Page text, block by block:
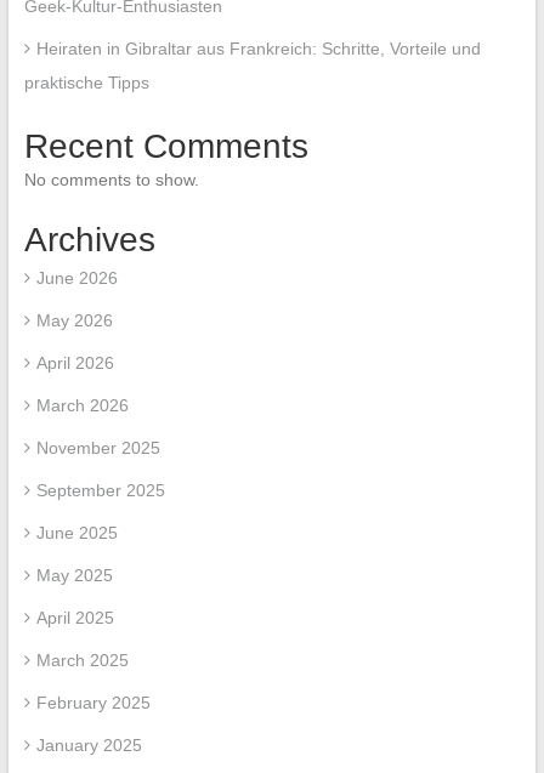
Geek-Kultur-Enthusiasten
Heiraten in Gibraltar aus Frankreich: Schritte, Vorteile und
praktische Tipps
Recent Comments
No comments to show.
Archives
June 2026
May 2026
April 2026
March 2026
November 2025
September 2025
June 2025
May 2025
April 2025
March 2025
February 2025
January 2025